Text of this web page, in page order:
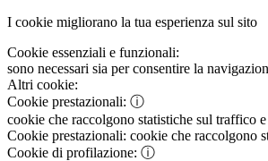
I cookie migliorano la tua esperienza sul sito
Cookie essenziali e funzionali:
sono necessari sia per consentire la
Altri cookie:
Cookie prestazionali: ⓘ
cookie che raccolgono statistiche sul traffico
Cookie prestazionali: cookie che raccolgono
Cookie di profilazione: ⓘ